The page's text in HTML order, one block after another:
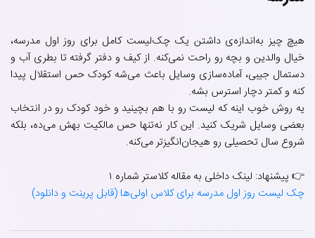
هیچ چیز به‌اندازه‌ی داشتن یک چک‌لیست کامل برای روز اول مدرسه،
خیال والدین و بچه رو راحت نمی‌کنه. از کیف و دفتر گرفته تا بطری آب و
دستمال جیبی، آماده‌سازی وسایل باعث می‌شه کودک حس استقلال پیدا
کنه و کمتر دچار استرس بشه.
یه روش خوب اینه که لیست رو با هم بچینید و خود کودک رو در انتخاب
بعضی وسایل شریک کنید. این کار نه‌تنها حس مالکیت بهش می‌ده، بلکه
شروع سال تحصیلی رو هیجان‌انگیزتر می‌کنه.
👉 پیشنهاد: لینک داخلی به مقاله کلاستر شماره ۱
چک لیست روز اول مدرسه برای کلاس اولی‌ها (قابل پرینت و دانلود)